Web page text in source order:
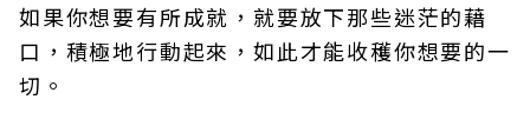
如果你想要有所成就，就要放下那些迷茫的藉
口，積極地行動起來，如此才能收穫你想要的一
切。